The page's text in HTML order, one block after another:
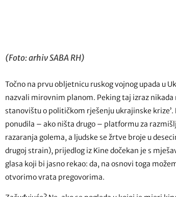
(Foto: arhiv SABA RH)
Točno na prvu obljetnicu ruskog vojnog upada u
nazvali mirovnim planom. Peking taj izraz
stanovištu o političkom rješenju ukrajinske
ponudila – ako ništa drugo – platformu za
razaranja golema, a ljudske se žrtve broje u
drugoj strain), prijedlog iz Kine dočekan je s
glasa koji bi jasno rekao: da, na osnovi toga
otvorimo vrata pregovorima.